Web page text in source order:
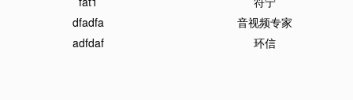
dfadfa
adfdaf
音视频专家
环信